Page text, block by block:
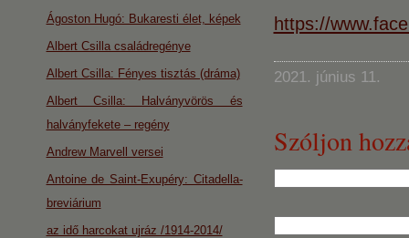
https://
2021. június 11.
Szóljon
Ágoston Hugó: Bukaresti élet, képek
Albert Csilla családregénye
Albert Csilla: Fényes tisztás (dráma)
Albert Csilla: Halványvörös és
halványfekete – regény
Andrew Marvell versei
Antoine de Saint-Exupéry: Citadella-
breviárium
az idő harcokat ujráz /1914-2014/